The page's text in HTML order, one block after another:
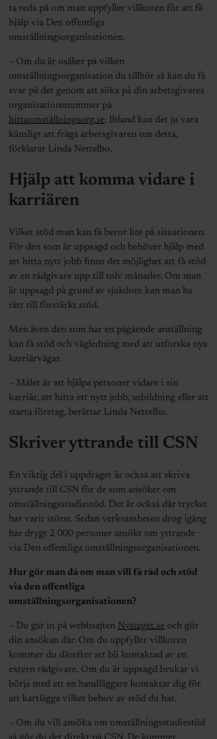
ta reda på om man uppfyller villkoren för att få
hjälp via Den offentliga
omställningsorganisationen.
– Om du är osäker på vilken
omställningsorganisation du tillhör så kan du få
svar på det genom att söka på din arbetsgivares
organisationsnummer på
hittaomställningsorg.se. Ibland kan det ju vara
känsligt att fråga arbetsgivaren om detta,
förklarar Linda Nettelbo.
Hjälp att komma vidare i
karriären
Vilket stöd man kan få beror lite på situationen.
För den som är uppsagd och behöver hjälp med
att hitta nytt jobb finns det möjlighet att få stöd
av en rådgivare upp till tolv månader. Om man
är uppsagd på grund av sjukdom kan man ha
rätt till förstärkt stöd.
Men även den som har en pågående anställning
kan få stöd och vägledning med att utforska nya
karriärvägar.
– Målet är att hjälpa personer vidare i sin
karriär, att hitta ett nytt jobb, utbildning eller att
starta företag, berättar Linda Nettelbo.
Skriver yttrande till CSN
En viktig del i uppdraget är också att skriva
yttrande till CSN för de som ansöker om
omställningsstudiestöd. Det är också där trycket
har varit störst. Sedan verksamheten drog igång
har drygt 2 000 personer ansökt om yttrande
via Den offentliga omställningsorganisationen.
Hur gör man då om man vill få råd och stöd
via den offentliga
omställningsorganisationen?
– Du går in på webbsajten Nysteget.se och gör
din ansökan där. Om du uppfyller villkoren
kommer du därefter att bli kontaktad av en
extern rådgivare. Om du är uppsagd brukar vi
börja med att en handläggare kontaktar dig för
att kartlägga vilket behov av stöd du har.
– Om du vill ansöka om omställningsstudiestöd